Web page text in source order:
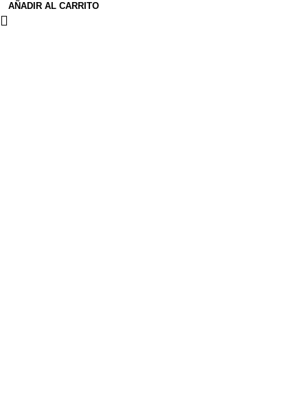
AÑADIR AL CARRITO